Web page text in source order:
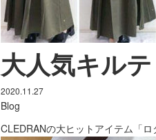
大人気キル
2020.11.27
Blog
CLEDRANの大ヒットアイテム「